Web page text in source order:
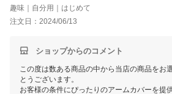
趣味｜自分用｜はじめて
注文日：2024/06/13
ショップからのコメント
この度は数ある商品の中から当店の商品をお
とうございます。
お客様の条件にぴったりのアームカバーを提